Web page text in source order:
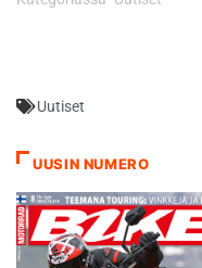
Uutiset
UUSIN NUMERO